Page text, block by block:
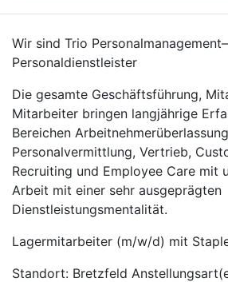
Wir sind Trio
Personaldienstleister
Die gesamte Geschäftsführung,
Mitarbeiter bringen langjährige
Bereichen
Personalvermittlung, Vertrieb,
Recruiting und Employee Care mit
Arbeit mit einer sehr ausgeprägten
Dienstleistungsmentalität.
Lagermitarbeiter (m/w/d) mit
Standort: Bretzfeld